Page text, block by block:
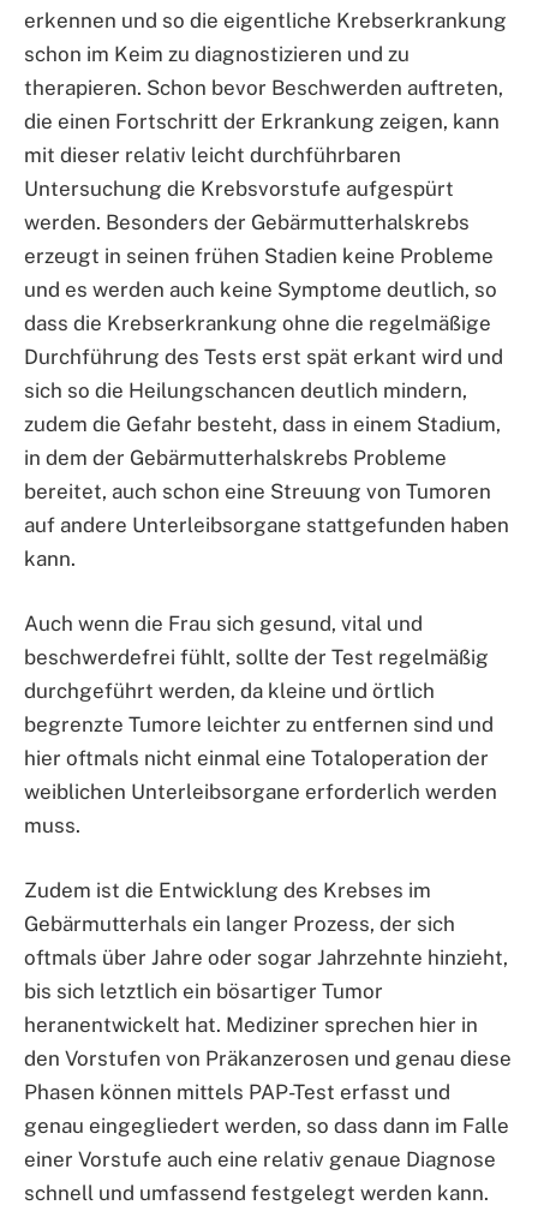
erkennen und so die eigentliche Krebserkrankung
schon im Keim zu diagnostizieren und zu
therapieren. Schon bevor Beschwerden auftreten,
die einen Fortschritt der Erkrankung zeigen, kann
mit dieser relativ leicht durchführbaren
Untersuchung die Krebsvorstufe aufgespürt
werden. Besonders der Gebärmutterhalskrebs
erzeugt in seinen frühen Stadien keine Probleme
und es werden auch keine Symptome deutlich, so
dass die Krebserkrankung ohne die regelmäßige
Durchführung des Tests erst spät erkant wird und
sich so die Heilungschancen deutlich mindern,
zudem die Gefahr besteht, dass in einem Stadium,
in dem der Gebärmutterhalskrebs Probleme
bereitet, auch schon eine Streuung von Tumoren
auf andere Unterleibsorgane stattgefunden haben
kann.
Auch wenn die Frau sich gesund, vital und
beschwerdefrei fühlt, sollte der Test regelmäßig
durchgeführt werden, da kleine und örtlich
begrenzte Tumore leichter zu entfernen sind und
hier oftmals nicht einmal eine Totaloperation der
weiblichen Unterleibsorgane erforderlich werden
muss.
Zudem ist die Entwicklung des Krebses im
Gebärmutterhals ein langer Prozess, der sich
oftmals über Jahre oder sogar Jahrzehnte hinzieht,
bis sich letztlich ein bösartiger Tumor
heranentwickelt hat. Mediziner sprechen hier in
den Vorstufen von Präkanzerosen und genau diese
Phasen können mittels PAP-Test erfasst und
genau eingegliedert werden, so dass dann im Falle
einer Vorstufe auch eine relativ genaue Diagnose
schnell und umfassend festgelegt werden kann.